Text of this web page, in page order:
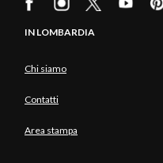
IN LOMBARDIA
Chi siamo
Contatti
Area stampa